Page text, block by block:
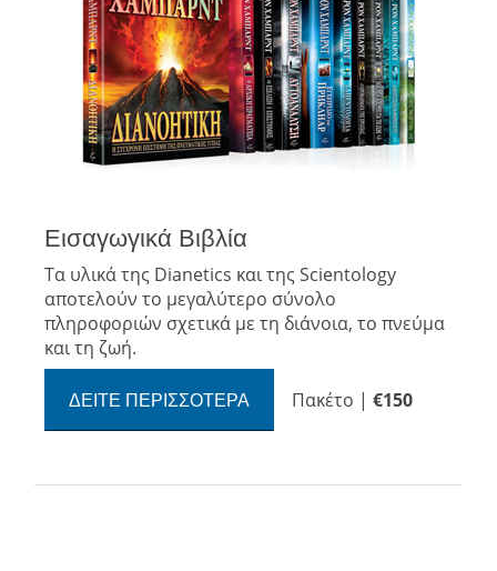
Εισαγωγικά Βιβλία
Τα υλικά της Dianetics και της Scientology
αποτελούν το μεγαλύτερο σύνολο
πληροφοριών σχετικά με τη διάνοια, το πνεύμα
και τη ζωή.
ΔΕΊΤΕ ΠΕΡΙΣΣΌΤΕΡΑ Πακέτο | €150